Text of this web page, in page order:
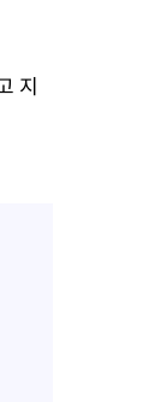
지